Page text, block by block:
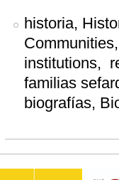
historia,
institutions,
familias
biografías,